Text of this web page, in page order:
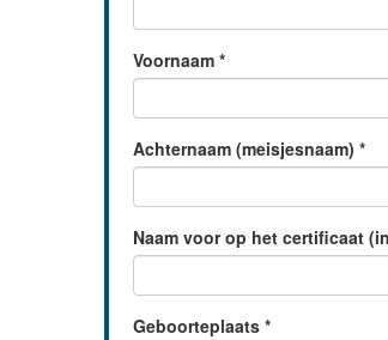
Voornaam *
Achternaam (meisjesnaam) *
Naam voor op het certificaat
Geboorteplaats *